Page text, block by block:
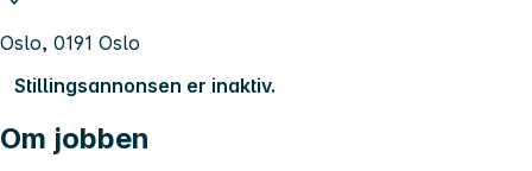
Oslo, 0191 Oslo
Stillingsannonsen er inaktiv.
Om jobben